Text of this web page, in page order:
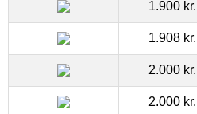
1.900 kr.
1.908 kr.
2.000 kr.
2.000 kr.